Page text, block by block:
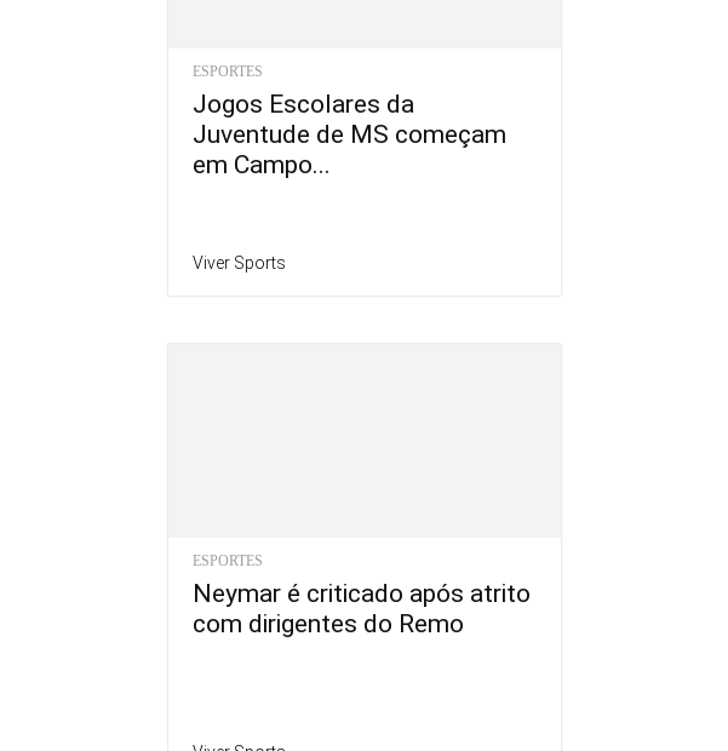
ESPORTES
Jogos Escolares da
Juventude de MS começam
em Campo...
Viver Sports
ESPORTES
Neymar é criticado após atrito
com dirigentes do Remo